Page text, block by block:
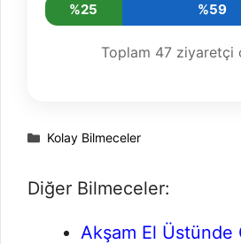
%25 %59
Toplam 47ziyaretçi
Kategoriler
Kolay Bilmeceler
Diğer Bilmeceler:
Akşam El Üstünde